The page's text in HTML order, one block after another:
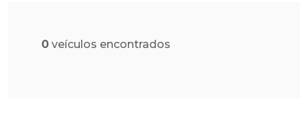
0 veículos encontrados